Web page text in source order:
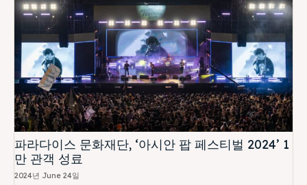
파라다이스 문화재단, ‘아시안 팝 페스티벌 2024’ 1
만 관객 성료
2024년 June 24일